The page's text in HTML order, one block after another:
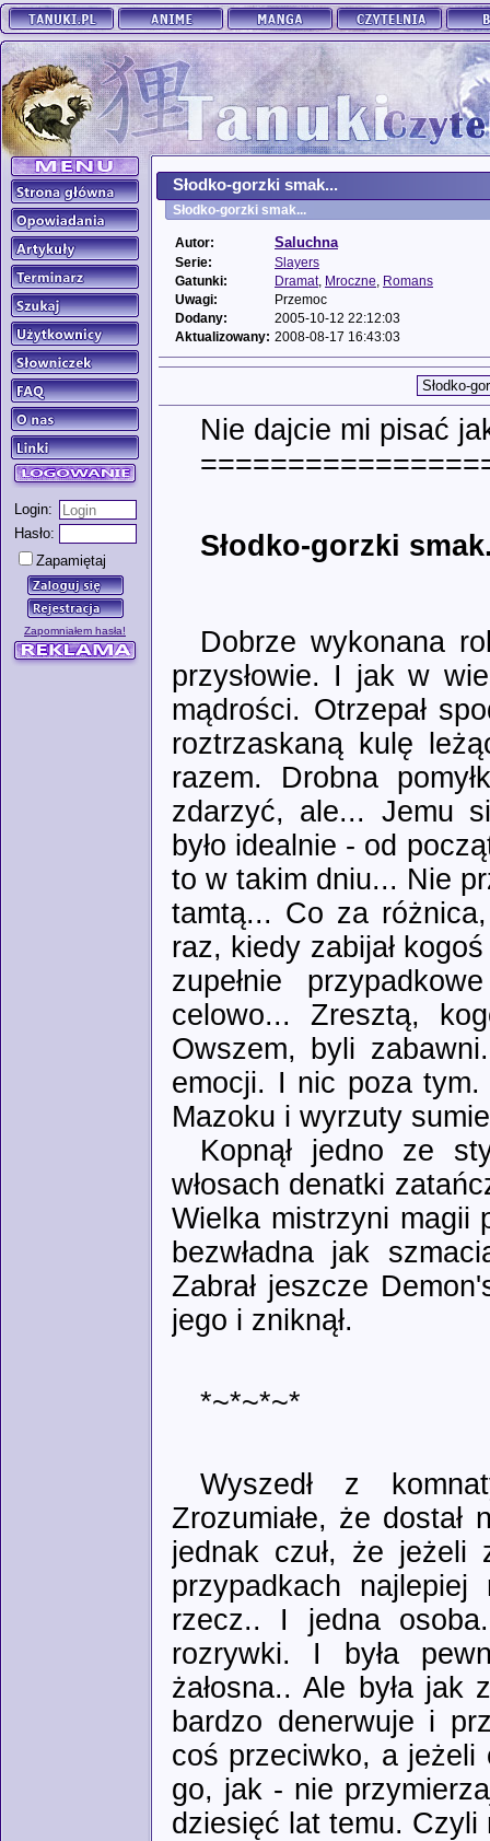
Login:
Hasło:
Zapamiętaj
Zapomniałem hasła!
Słodko-gorzki smak...
Słodko-gorzki smak...
Autor: Saluchna
Serie:
Slayers
Gatunki:
Dramat, Mroczne
Romans
Uwagi:
Przemoc
Dodany:
2005-10-12 22:12:03
Aktualizowany: 2008-08-17 16:43:03
Nie dajcie mi pisać
Słodko-gorzki
Dobrze wykonana
przysłowie. I jak w
mądrości. Otrzepał
roztrzaskaną kulę
razem. Drobna
zdarzyć, ale... Jemu
było idealnie - od
to w takim dniu... Nie
tamtą... Co za
raz, kiedy zabijał
zupełnie
celowo... Zresztą,
Owszem, byli
emocji. I nic poza
Mazoku i wyrzuty
Kopnął jedno ze
włosach denatki
Wielka mistrzyni magii
bezwładna jak
Zabrał jeszcze
jego i zniknął.
*~*~*~*
Wyszedł z
Zrozumiałe, że dostał
jednak czuł, że jeżeli
przypadkach
rzecz.. I jedna
rozrywki. I była
żałosna.. Ale była
bardzo denerwuje i
coś przeciwko, a jeżeli
go, jak - nie
dziesięć lat temu. Czyli